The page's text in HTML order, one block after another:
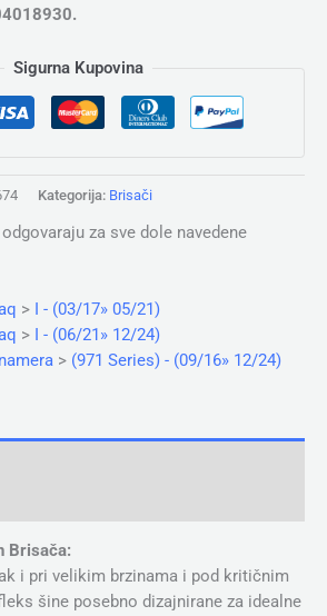
Sigurna Kupovina
Kategorija: Brisači
za sve dole navedene
> I - (03/17» 05/21)
> I - (06/21» 12/24)
> (971 Series) - (09/16» 12/24)
Brisača:
i pri velikim brzinama i pod kritičnim
šine posebno dizajnirane za idealne